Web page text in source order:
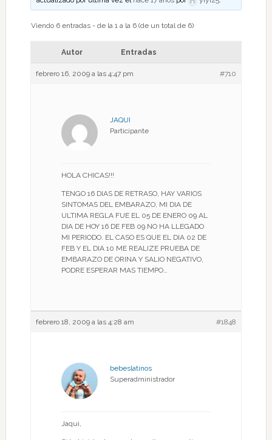
Viendo 6 entradas - de la 1 a la 6 (de un total de 6)
Autor Entradas
febrero 16, 2009 a las 4:47 pm #710
JAQUI
Participante
HOLA CHICAS!!!
TENGO 16 DIAS DE RETRASO, HAY VARIOS
SINTOMAS DEL EMBARAZO, MI DIA DE
ULTIMA REGLA FUE EL 05 DE ENERO 09 AL
DIA DE HOY 16 DE FEB 09 NO HA LLEGADO
MI PERIODO. EL CASO ES QUE EL DIA 02 DE
FEB Y EL DIA 10 ME REALIZE PRUEBA DE
EMBARAZO DE ORINA Y SALIO NEGATIVO,
PODRE ESPERAR MAS TIEMPO…
febrero 18, 2009 a las 4:28 am #1848
bebeslatinos
Superadministrador
Jaqui,